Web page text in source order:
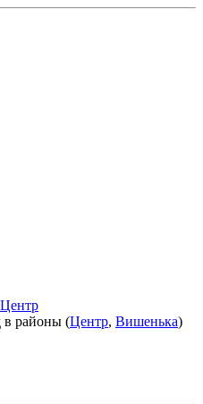
Центр
в районы (Центр, Вишенька)